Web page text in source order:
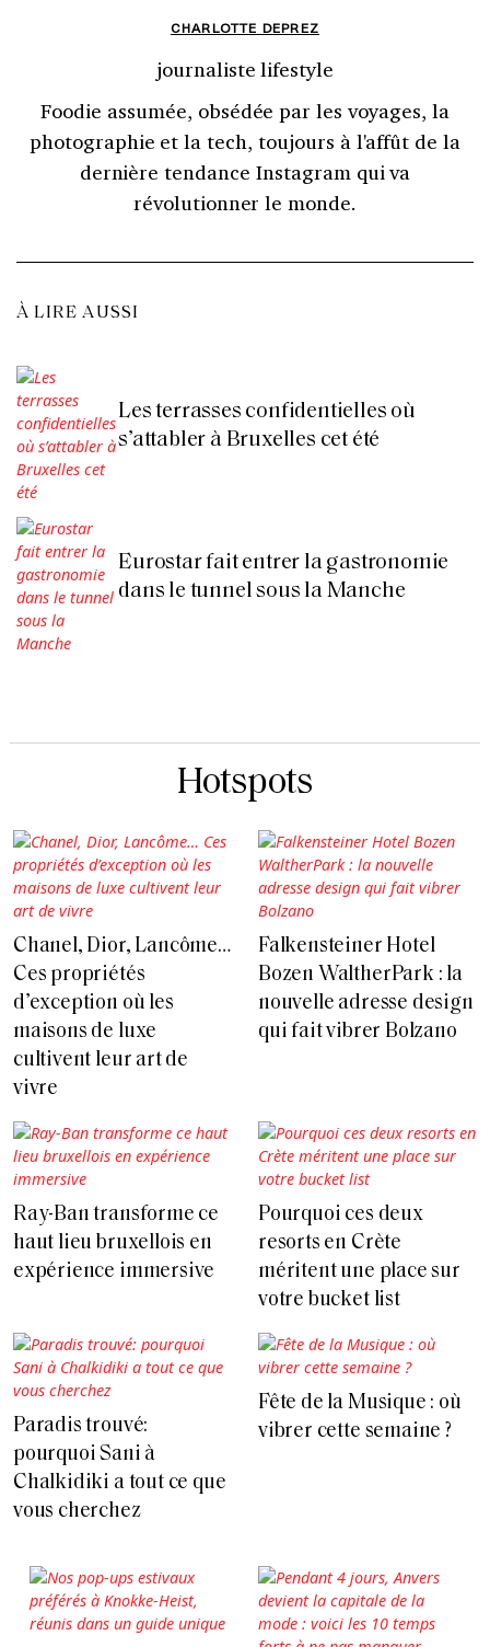
CHARLOTTE DEPREZ
journaliste lifestyle
Foodie assumée, obsédée par les voyages, la
photographie et la tech, toujours à l'affût de la
dernière tendance Instagram qui va
révolutionner le monde.
À LIRE AUSSI
Les terrasses confidentielles où
s’attabler à Bruxelles cet été
Eurostar fait entrer la gastronomie
dans le tunnel sous la Manche
Hotspots
Chanel, Dior, Lancôme…
Ces propriétés
d’exception où les
maisons de luxe
cultivent leur art de
vivre
Falkensteiner Hotel
Bozen WaltherPark : la
nouvelle adresse design
qui fait vibrer Bolzano
Ray-Ban transforme ce
haut lieu bruxellois en
expérience immersive
Pourquoi ces deux
resorts en Crète
méritent une place sur
votre bucket list
Paradis trouvé:
pourquoi Sani à
Chalkidiki a tout ce que
vous cherchez
Fête de la Musique : où
vibrer cette semaine ?